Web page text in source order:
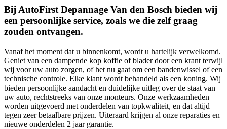
Bij AutoFirst Depannage Van den Bosch bieden wij
een persoonlijke service, zoals we die zelf graag
zouden ontvangen.
Vanaf het moment dat u binnenkomt, wordt u hartelijk verwelkomd.
Geniet van een dampende kop koffie of blader door een krant terwijl
wij voor uw auto zorgen, of het nu gaat om een bandenwissel of een
technische controle. Elke klant wordt behandeld als een koning. Wij
bieden persoonlijke aandacht en duidelijke uitleg over de staat van
uw auto, rechtstreeks van onze monteurs. Onze werkzaamheden
worden uitgevoerd met onderdelen van topkwaliteit, en dat altijd
tegen zeer betaalbare prijzen. Uiteraard krijgen al onze reparaties en
nieuwe onderdelen 2 jaar garantie.